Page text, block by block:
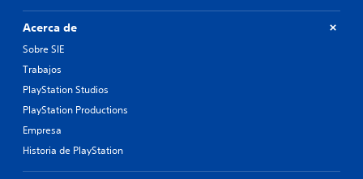
Acerca de
Sobre SIE
Trabajos
PlayStation Studios
PlayStation Productions
Empresa
Historia de PlayStation